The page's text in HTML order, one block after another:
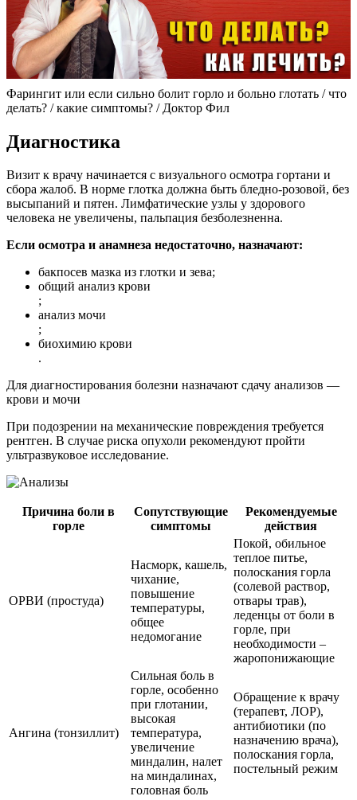
Фарингит или если сильно болит горло и больно глотать / что
делать? / какие симптомы? / Доктор Фил
Диагностика
Визит к врачу начинается с визуального осмотра гортани и
сбора жалоб. В норме глотка должна быть бледно-розовой, без
высыпаний и пятен. Лимфатические узлы у здорового
человека не увеличены, пальпация безболезненна.
Если осмотра и анамнеза недостаточно, назначают:
бакпосев мазка из глотки и зева;
общий анализ крови
;
анализ мочи
;
биохимию крови
.
Для диагностирования болезни назначают сдачу анализов —
крови и мочи
При подозрении на механические повреждения требуется
рентген. В случае риска опухоли рекомендуют пройти
ультразвуковое исследование.
Причина боли в
горле
Сопутствующие
симптомы
Рекомендуемые
действия
ОРВИ (простуда)
Насморк, кашель,
чихание,
повышение
температуры,
общее
недомогание
Покой, обильное
теплое питье,
полоскания горла
(солевой раствор,
отвары трав),
леденцы от боли в
горле, при
необходимости –
жаропонижающие
Ангина (тонзиллит)
Сильная боль в
горле, особенно
при глотании,
высокая
температура,
увеличение
миндалин, налет
на миндалинах,
головная боль
Обращение к врачу
(терапевт, ЛОР),
антибиотики (по
назначению врача),
полоскания горла,
постельный режим